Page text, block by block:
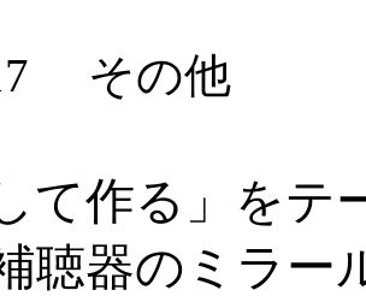
その他
て作る」を
聴器のミラー